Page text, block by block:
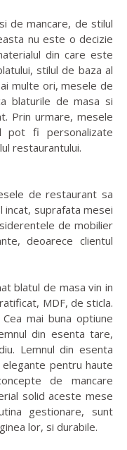
de mancare, de stilul
nu este o decizie
din care este
stilul de baza al
multe ori, mesele de
blaturile de masa si
Prin urmare, mesele
pot fi personalizate
restaurantului.
de restaurant sa
suprafata mesei
de mobilier
deoarece clientul
blatul de masa vin in
MDF, de sticla.
mai buna optiune
din esenta tare,
Lemnul din esenta
pentru haute
de mancare
solid aceste mese
gestionare, sunt
lor, si durabile.